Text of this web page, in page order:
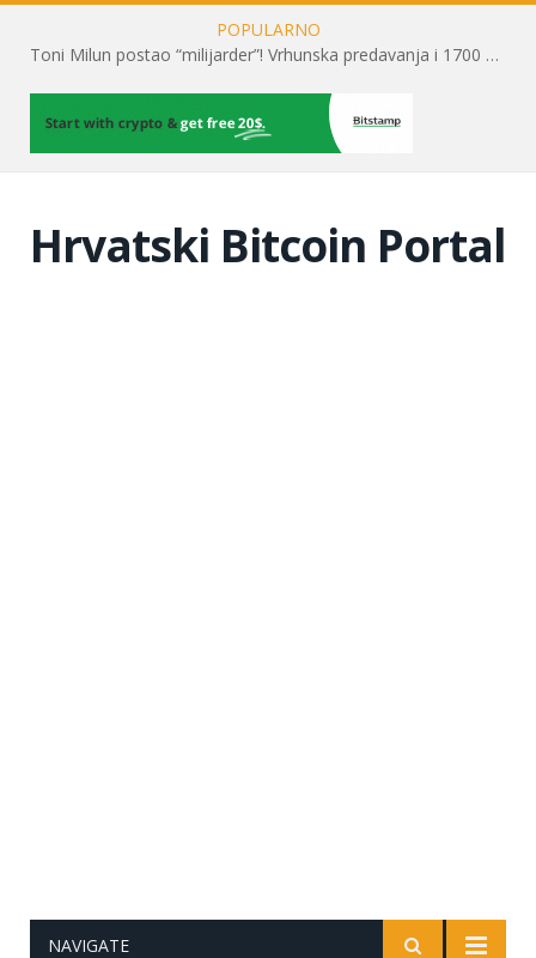
POPULARNO
Toni Milun postao “milijarder”! Vrhunska predavanja i 1700 posjetitelja obilježili su mjesec financijske pismenosti
Hrvatski Bitcoin Portal
NAVIGATE